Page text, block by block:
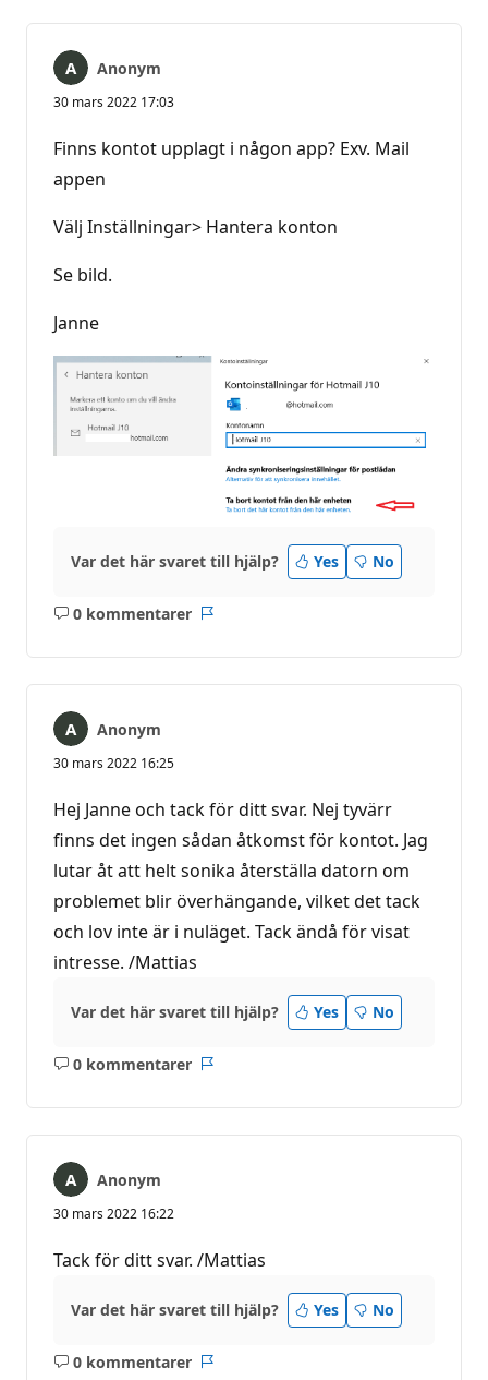
Anonym
30 mars 2022 17:03
Finns kontot upplagt i någon app? Exv. Mail
appen
Välj Inställningar> Hantera konton
Se bild.
Janne
Var det här svaret till hjälp? Yes No
0 kommentarer
Inga
Anonym
30 mars 2022 16:25
Hej Janne och tack för ditt svar. Nej tyvärr
finns det ingen sådan åtkomst för kontot. Jag
lutar åt att helt sonika återställa datorn om
problemet blir överhängande, vilket det tack
och lov inte är i nuläget. Tack ändå för visat
intresse. /Mattias
Var det här svaret till hjälp? Yes No
0 kommentarer
Inga
Anonym
30 mars 2022 16:22
Tack för ditt svar. /Mattias
Var det här svaret till hjälp? Yes No
0 kommentarer
Inga